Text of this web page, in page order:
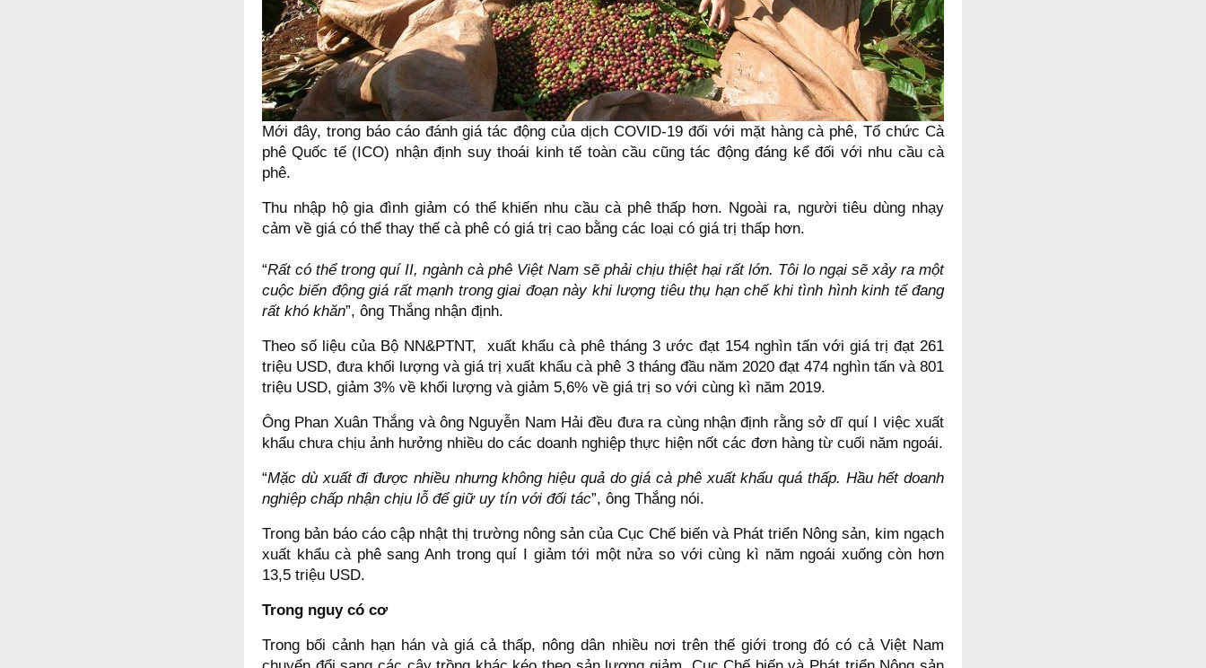
Mới đây, trong báo cáo đánh giá tác động của dịch COVID-19 đối với mặt hàng cà phê, Tổ chức Cà
phê Quốc tế (ICO) nhận định suy thoái kinh tế toàn cầu cũng tác động đáng kể đối với nhu cầu cà
phê.
Thu nhập hộ gia đình giảm có thể khiến nhu cầu cà phê thấp hơn. Ngoài ra, người tiêu dùng nhạy
cảm về giá có thể thay thế cà phê có giá trị cao bằng các loại có giá trị thấp hơn.
“Rất có thể trong quí II, ngành cà phê Việt Nam sẽ phải chịu thiệt hại rất lớn. Tôi lo ngại sẽ xảy ra một
cuộc biến động giá rất mạnh trong giai đoạn này khi lượng tiêu thụ hạn chế khi tình hình kinh tế đang
rất khó khăn”, ông Thắng nhận định.
Theo số liệu của Bộ NN&PTNT, xuất khẩu cà phê tháng 3 ước đạt 154 nghìn tấn với giá trị đạt 261
triệu USD, đưa khối lượng và giá trị xuất khẩu cà phê 3 tháng đầu năm 2020 đạt 474 nghìn tấn và 801
triệu USD, giảm 3% về khối lượng và giảm 5,6% về giá trị so với cùng kì năm 2019.
Ông Phan Xuân Thắng và ông Nguyễn Nam Hải đều đưa ra cùng nhận định rằng sở dĩ quí I việc xuất
khẩu chưa chịu ảnh hưởng nhiều do các doanh nghiệp thực hiện nốt các đơn hàng từ cuối năm ngoái.
“Mặc dù xuất đi được nhiều nhưng không hiệu quả do giá cà phê xuất khẩu quá thấp. Hầu hết doanh
nghiệp chấp nhận chịu lỗ để giữ uy tín với đối tác”, ông Thắng nói.
Trong bản báo cáo cập nhật thị trường nông sản của Cục Chế biến và Phát triển Nông sản, kim ngạch
xuất khẩu cà phê sang Anh trong quí I giảm tới một nửa so với cùng kì năm ngoái xuống còn hơn
13,5 triệu USD.
Trong nguy có cơ
Trong bối cảnh hạn hán và giá cả thấp, nông dân nhiều nơi trên thế giới trong đó có cả Việt Nam